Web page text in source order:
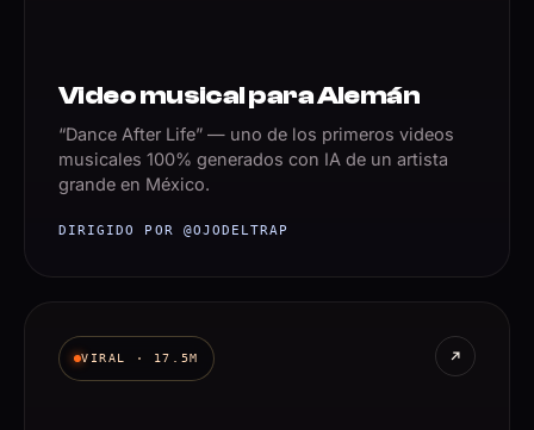
Video musical para Alemán
“Dance After Life” — uno de los primeros videos
musicales 100% generados con IA de un artista
grande en México.
DIRIGIDO POR @OJODELTRAP
VIRAL · 17.5M